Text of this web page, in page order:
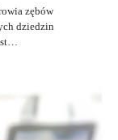
zębów
dziedzin